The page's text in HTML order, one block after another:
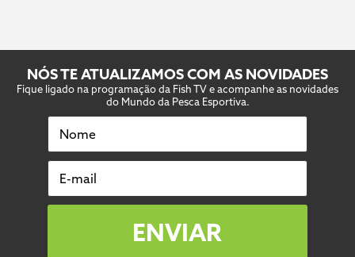
NÓS TE ATUALIZAMOS COM AS NOVIDADES
Fique ligado na programação da Fish TV e acompanhe as novidades
do Mundo da Pesca Esportiva.
Nome
E-mail
ENVIAR